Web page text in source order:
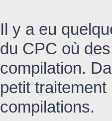
Il y a eu
du CPC où
compilation.
petit
compilations.